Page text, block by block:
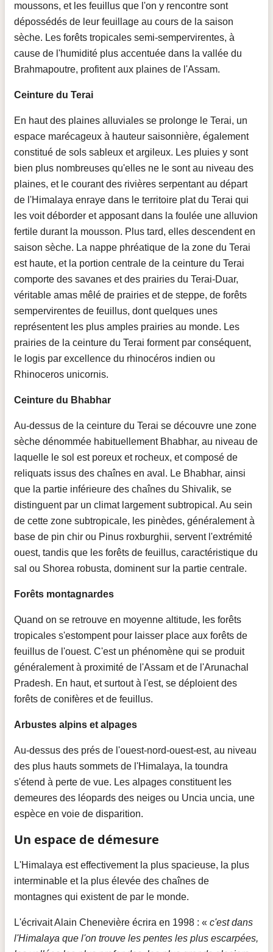
moussons, et les feuillus que l'on y rencontre sont
dépossédés de leur feuillage au cours de la saison
sèche. Les forêts tropicales semi-sempervirentes, à
cause de l'humidité plus accentuée dans la vallée du
Brahmapoutre, profitent aux plaines de l'Assam.
Ceinture du Terai
En haut des plaines alluviales se prolonge le Terai, un
espace marécageux à hauteur saisonnière, également
constitué de sols sableux et argileux. Les pluies y sont
bien plus nombreuses qu'elles ne le sont au niveau des
plaines, et le courant des rivières serpentant au départ
de l'Himalaya enraye dans le territoire plat du Terai qui
les voit déborder et apposant dans la foulée une alluvion
fertile durant la mousson. Plus tard, elles descendent en
saison sèche. La nappe phréatique de la zone du Terai
est haute, et la portion centrale de la ceinture du Terai
comporte des savanes et des prairies du Terai-Duar,
véritable amas mêlé de prairies et de steppe, de forêts
sempervirentes de feuillus, dont quelques unes
représentent les plus amples prairies au monde. Les
prairies de la ceinture du Terai forment par conséquent,
le logis par excellence du rhinocéros indien ou
Rhinoceros unicornis.
Ceinture du Bhabhar
Au-dessus de la ceinture du Terai se découvre une zone
sèche dénommée habituellement Bhabhar, au niveau de
laquelle le sol est poreux et rocheux, et composé de
reliquats issus des chaînes en aval. Le Bhabhar, ainsi
que la partie inférieure des chaînes du Shivalik, se
distinguent par un climat largement subtropical. Au sein
de cette zone subtropicale, les pinèdes, généralement à
base de pin chir ou Pinus roxburghii, servent l'extrémité
ouest, tandis que les forêts de feuillus, caractéristique du
sal ou Shorea robusta, dominent sur la partie centrale.
Forêts montagnardes
Quand on se retrouve en moyenne altitude, les forêts
tropicales s'estompent pour laisser place aux forêts de
feuillus de l'ouest. C'est un phénomène qui se produit
généralement à proximité de l'Assam et de l'Arunachal
Pradesh. En haut, et surtout à l'est, se déploient des
forêts de conifères et de feuillus.
Arbustes alpins et alpages
Au-dessus des prés de l'ouest-nord-ouest-est, au niveau
des plus hauts sommets de l'Himalaya, la toundra
s'étend à perte de vue. Les alpages constituent les
demeures des léopards des neiges ou Uncia uncia, une
espèce en voie de disparition.
Un espace de démesure
L'Himalaya est effectivement la plus spacieuse, la plus
interminable et la plus élevée des chaînes de
montagnes qui existent de par le monde.
L'écrivait Alain Chenevière écrira en 1998 : « c'est dans
l'Himalaya que l'on trouve les pentes les plus escarpées,